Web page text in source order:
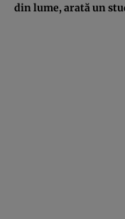
din lume, arată un